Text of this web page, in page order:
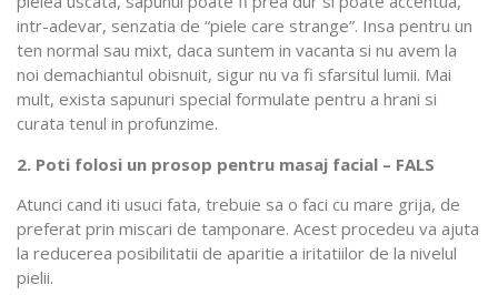
intr-adevar, senzatia de “piele care strange”. Insa pentru un
ten normal sau mixt, daca suntem in vacanta si nu avem la
noi demachiantul obisnuit, sigur nu va fi sfarsitul lumii. Mai
mult, exista sapunuri special formulate pentru a hrani si
curata tenul in profunzime.
2. Poti folosi un prosop pentru masaj facial – FALS
Atunci cand iti usuci fata, trebuie sa o faci cu mare grija, de
preferat prin miscari de tamponare. Acest procedeu va ajuta
la reducerea posibilitatii de aparitie a iritatiilor de la nivelul
pielii.